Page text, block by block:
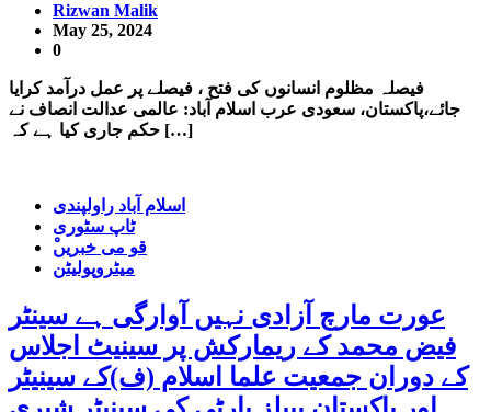
Rizwan Malik
May 25, 2024
0
فیصلہ مظلوم انسانوں کی فتح ، فیصلے پر عمل درآمد کرایا
جائے،پاکستان، سعودی عرب اسلام آباد: عالمی عدالت انصاف نے
حکم جاری کیا ہے کہ […]
اسلام آباد راولپندی
ٹاپ سٹوری
ْقو می خبریں
میٹروپولیٹن
عورت مارچ آزادی نہیں آوارگی ہے سینٹر
فیض محمد کے ریمارکش پر سینیٹ اجلاس
کے دوران جمعیت علما اسلام (ف)کے سینیٹر